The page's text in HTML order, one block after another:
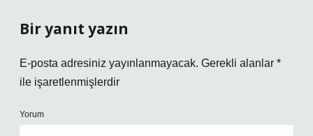
Bir yanıt yazın
E-posta adresiniz yayınlanmayacak. Gerekli alanlar *
ile işaretlenmişlerdir
Yorum